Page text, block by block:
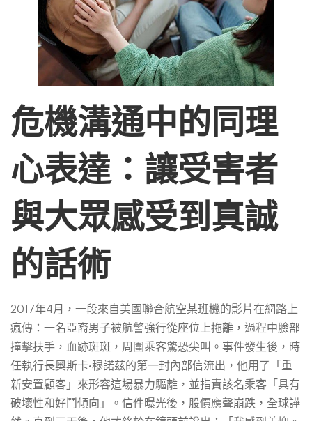
表
達：
讓
受
害
者
與
大
眾
危機溝通中的同理
心表達：讓受害者
與大眾感受到真誠
的話術
2017年4月，一段來自美國聯合航空某班機的影片在網路上
瘋傳：一名亞裔男子被航警強行從座位上拖離，過程中臉部
撞擊扶手，血跡斑斑，周圍乘客驚恐尖叫。事件發生後，時
任執行長奧斯卡·穆諾茲的第一封內部信流出，他用了「重
新安置顧客」來形容這場暴力驅離，並指責該名乘客「具有
破壞性和好鬥傾向」。信件曝光後，股價應聲崩跌，全球譁